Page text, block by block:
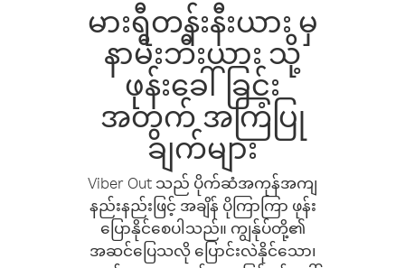
မားရီတန်းနီးယား မှ
နာမီးဘီးယား သို့
ဖုန်းခေါ်ခြင်း
အတွက် အကြံပြု
ချက်များ
Viber Out သည် ပိုက်ဆံအကုန်အကျ
နည်းနည်းဖြင့် အချိန် ပိုကြာကြာ ဖုန်း
ပြောနိုင်စေပါသည်။ ကျွန်ုပ်တို့၏
အဆင်ပြေသလို ပြောင်းလဲနိုင်သော၊